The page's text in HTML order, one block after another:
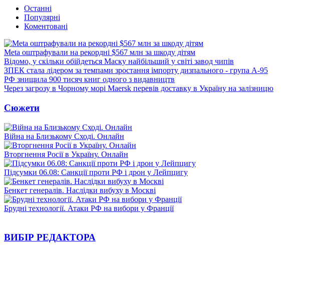
Останні
Популярні
Коментовані
Meta оштрафували на рекордні $567 млн за шкоду дітям
Відомо, у скільки обійдеться Маску найбільший у світі завод чипів
ЗПЕК стала лідером за темпами зростання імпорту дизпального - група А-95
РФ знищила 900 тисяч книг одного з видавництв
Через загрозу в Чорному морі Maersk перевів доставку в Україну на залізницю
Сюжети
Війна на Близькому Сході. Онлайн
Вторгнення Росії в Україну. Онлайн
Підсумки 06.08: Санкції проти РФ і дрон у Лейпцигу
Бенкет генералів. Наслідки вибуху в Москві
Брудні технології. Атаки РФ на вибори у Франції
ВИБІР РЕДАКТОРА